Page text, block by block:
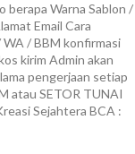
berapa Warna Sablon /
Email Cara
WA / BBM konfirmasi
kirim Admin akan
pengerjaan setiap
atau SETOR TUNAI
Sejahtera BCA :